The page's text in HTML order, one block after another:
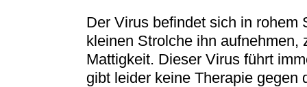
Der Virus befindet sich in rohem
kleinen Strolche ihn
Mattigkeit. Dieser Virus führt
gibt leider keine Therapie gegen